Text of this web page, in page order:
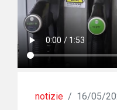
notizie / 16/05/